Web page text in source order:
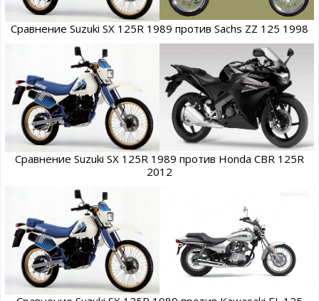
Сравнение Suzuki SX 125R 1989 против Sachs ZZ 125 1998
Сравнение Suzuki SX 125R 1989 против Honda CBR 125R
2012